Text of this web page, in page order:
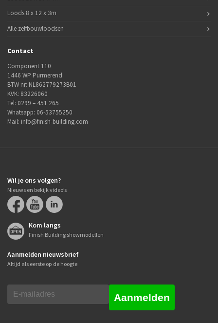
Loods 8 x 12 x 3m
Alle zelfbouwloodsen
Contact
Component 110
1446 WP Purmerend
BTW nr: NL862779273B01
KVK: 83226060
Tel: 0299 – 451 265
Whatsapp: 06-53755250
Mail: info@finish-building.com
Wil je ons volgen?
Nieuws en bekijk video’s
Kom langs
Finish Building showmodellen
Aanmelden nieuwsbrief
Altijd als eerste op de hoogte
Aanmelden